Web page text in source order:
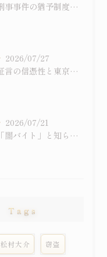
刑事事件の猶予制度を徹底比較し判決後の影響や前科の有無まで具体的に解説
2026/07/27
証言の信憑性と東京都国立市における刑事事件での証拠の扱いを徹底解説
2026/07/21
「闇バイト」と知らずに受け子に――外国人留学生の詐欺事件が急増しています
Tags
松村大介 窃盗